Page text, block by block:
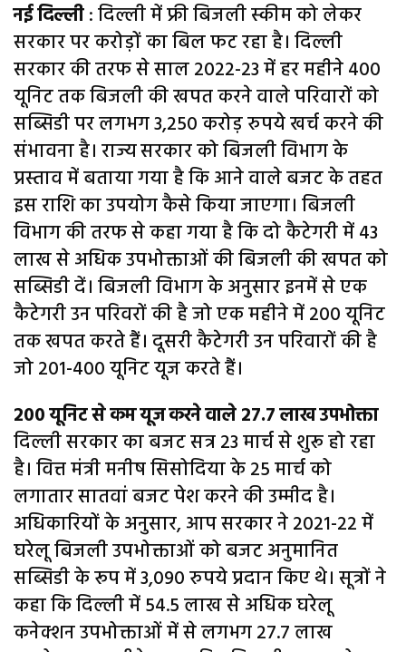
नई दिल्ली: दिल्ली में फ्री बिजली स्कीम को लेकर
सरकार पर करोड़ों का बिल फट रहा है। दिल्ली
सरकार की तरफ से साल 2022-23 में हर महीने 400
यूनिट तक बिजली की खपत करने वाले परिवारों को
सब्सिडी पर लगभग 3,250 करोड़ रुपये खर्च करने की
संभावना है। राज्य सरकार को बिजली विभाग के
प्रस्ताव में बताया गया है कि आने वाले बजट के तहत
इस राशि का उपयोग कैसे किया जाएगा। बिजली
विभाग की तरफ से कहा गया है कि दो कैटेगरी में 43
लाख से अधिक उपभोक्ताओं की बिजली की खपत को
सब्सिडी दें। बिजली विभाग के अनुसार इनमें से एक
कैटेगरी उन परिवरों की है जो एक महीने में 200 यूनिट
तक खपत करते हैं। दूसरी कैटेगरी उन परिवारों की है
जो 201-400 यूनिट यूज करते हैं।
200 यूनिट से कम यूज करने वाले 27.7 लाख उपभोक्ता
दिल्ली सरकार का बजट सत्र 23 मार्च से शुरू हो रहा
है। वित्त मंत्री मनीष सिसोदिया के 25 मार्च को
लगातार सातवां बजट पेश करने की उम्मीद है।
अधिकारियों के अनुसार, आप सरकार ने 2021-22 में
घरेलू बिजली उपभोक्ताओं को बजट अनुमानित
सब्सिडी के रूप में 3,090 रुपये प्रदान किए थे। सूत्रों ने
कहा कि दिल्ली में 54.5 लाख से अधिक घरेलू
कनेक्शन उपभोक्ताओं में से लगभग 27.7 लाख